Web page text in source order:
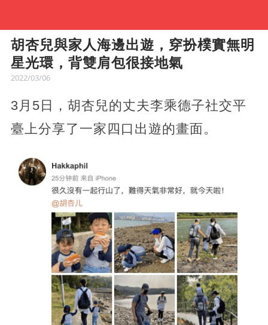
胡杏兒與家人海邊出遊，穿扮樸實無明
星光環，背雙肩包很接地氣
2022/03/06
3月5日，胡杏兒的丈夫李乘德子社交平
臺上分享了一家四口出遊的畫面。